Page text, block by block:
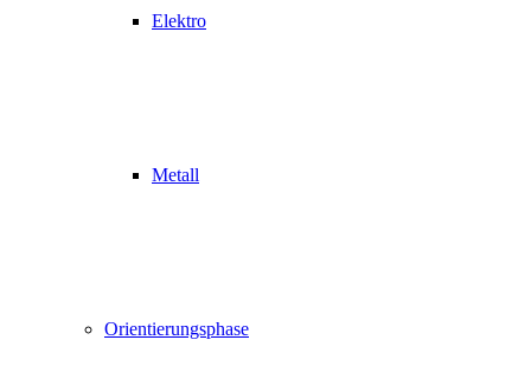
Elektro
Metall
Orientierungsphase